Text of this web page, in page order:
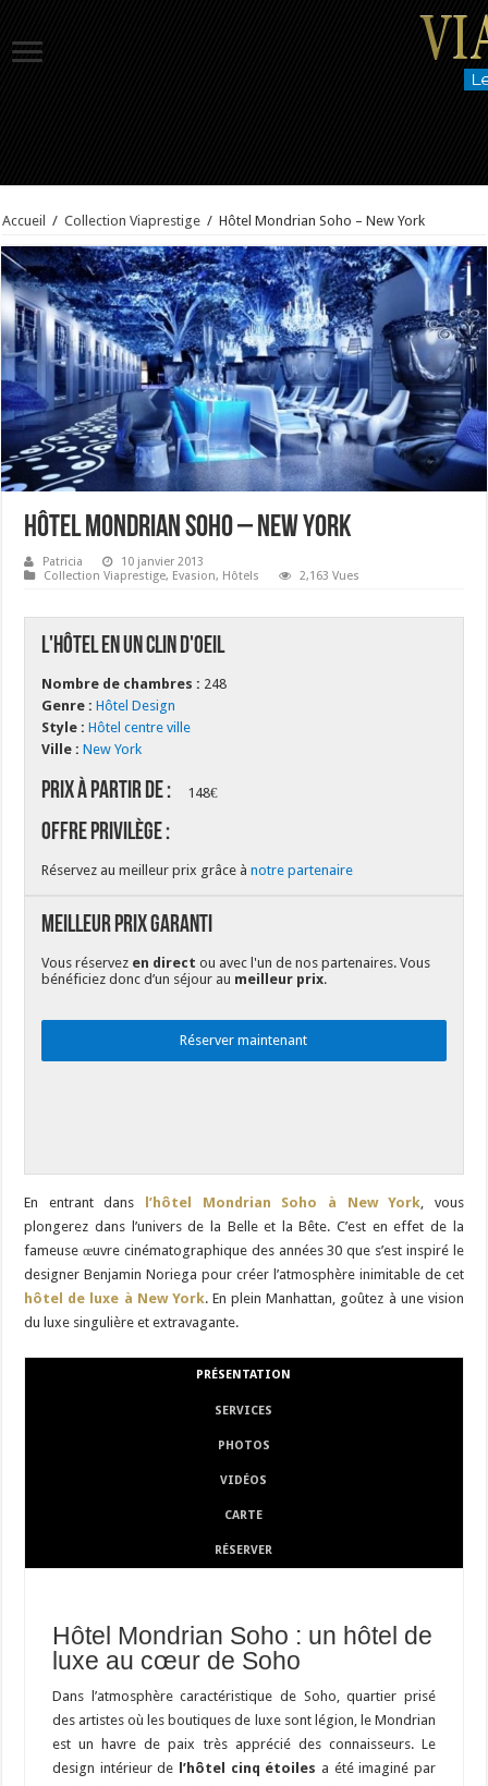
Accueil / Collection Viaprestige / Hôtel Mondrian Soho – New York
Hôtel Mondrian Soho – New York
Patricia
10 janvier 2013
Collection Viaprestige, Evasion, Hôtels 2,163 Vues
L'hôtel en un clin d'oeil
Nombre de chambres : 248
Genre : Hôtel Design
Style : Hôtel centre ville
Ville : New York
Prix à partir de : 148€
Offre Privilège :
Réservez au meilleur prix grâce ànotre partenaire
Meilleur Prix Garanti
Vous réservez en direct ou avec l'un de nos partenaires. Vous
bénéficiez donc d’un séjour au meilleur prix.
Réserver maintenant
En entrant dans l’hôtel Mondrian Soho à New York, vous
plongerez dans l’univers de la Belle et la Bête. C’est en effet de la
fameuse œuvre cinématographique des années 30 que s’est inspiré le
designer Benjamin Noriega pour créer l’atmosphère inimitable de cet
hôtel de luxe à New York. En plein Manhattan, goûtez à une vision
du luxe singulière et extravagante.
PRÉSENTATION
SERVICES
PHOTOS
VIDÉOS
CARTE
RÉSERVER
Hôtel Mondrian Soho : un hôtel de
luxe au cœur de Soho
Dans l’atmosphère caractéristique de Soho, quartier prisé
des artistes où les boutiques de luxe sont légion, le Mondrian
est un havre de paix très apprécié des connaisseurs. Le
design intérieur de l’hôtel cinq étoiles a été imaginé par